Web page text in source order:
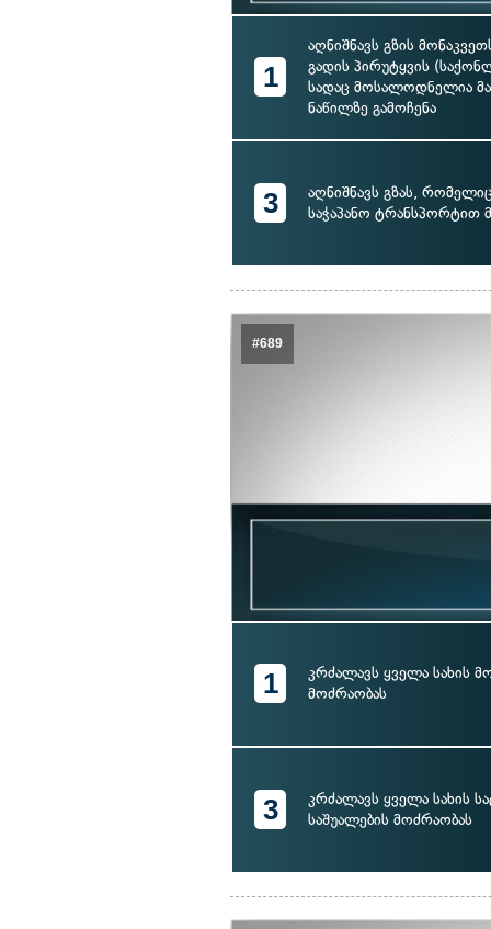
1
აღნიშნავს გზის
გადის პირუტყვის
სადაც მოსალოდნელია
ნაწილზე გამოჩენა
3
აღნიშნავს გზას,
საჭაპანო ტრანსპორტით
#689
1
კრძალავს ყველა სახის
მოძრაობას
3
კრძალავს ყველა სახის
საშუალების მოძრაობას